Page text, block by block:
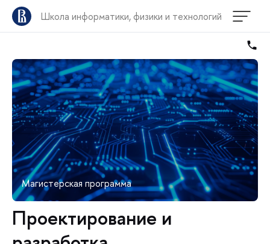
Школа информатики, физики и технологий
Магистерская программа
Проектирование и